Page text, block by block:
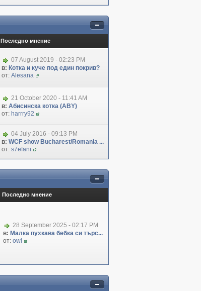
Последно мнение
07 August 2019 - 02:23 PM
в: Котка и куче под един покрив?
от: Alesana
21 October 2020 - 11:41 AM
в: Абисинска котка (ABY)
от: harrry92
04 July 2016 - 09:13 PM
в: WCF show Bucharest/Romania ...
от: s7efani
Последно мнение
28 September 2025 - 02:17 PM
в: Малка пухкава бебка си търс...
от: owl